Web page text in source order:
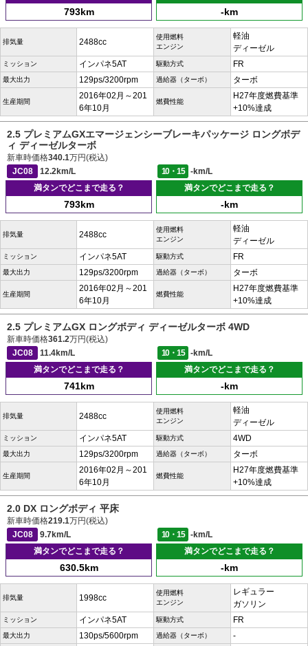
793km -km
排気量 2488cc
使用燃料
エンジン
軽油
ディーゼル
ミッション インパネ5AT 駆動方式 FR
最大出力 129ps/3200rpm 過給器（ターボ） ターボ
生産期間
2016年02月～201
6年10月
燃費性能
H27年度燃費基準
+10%達成
2.5 プレミアムGXエマージェンシーブレーキパッケージ ロングボデ
ィ ディーゼルターボ
新車時価格340.1万円(税込)
JC08
12.2km/L 10・15
-km/L
満タンでどこまで走る？
793km
満タンでどこまで走る？
-km
排気量 2488cc
使用燃料
エンジン
軽油
ディーゼル
ミッション インパネ5AT 駆動方式 FR
最大出力 129ps/3200rpm 過給器（ターボ） ターボ
生産期間
2016年02月～201
6年10月
燃費性能
H27年度燃費基準
+10%達成
2.5 プレミアムGX ロングボディ ディーゼルターボ 4WD
新車時価格361.2万円(税込)
JC08
11.4km/L 10・15
-km/L
満タンでどこまで走る？
741km
満タンでどこまで走る？
-km
排気量 2488cc
使用燃料
エンジン
軽油
ディーゼル
ミッション インパネ5AT 駆動方式 4WD
最大出力 129ps/3200rpm 過給器（ターボ） ターボ
生産期間
2016年02月～201
6年10月
燃費性能
H27年度燃費基準
+10%達成
2.0 DX ロングボディ 平床
新車時価格219.1万円(税込)
JC08
9.7km/L 10・15
-km/L
満タンでどこまで走る？
630.5km
満タンでどこまで走る？
-km
排気量 1998cc
使用燃料
エンジン
レギュラー
ガソリン
ミッション インパネ5AT 駆動方式 FR
最大出力 130ps/5600rpm 過給器（ターボ） -